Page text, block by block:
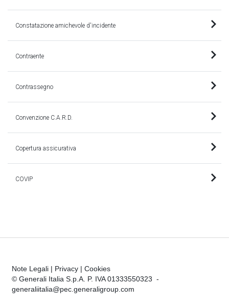
Constatazione amichevole d'incidente
Contraente
Contrassegno
Convenzione C.A.R.D.
Copertura assicurativa
COVIP
Note Legali | Privacy | Cookies
© Generali Italia S.p.A. P. IVA 01333550323 -
generaliitalia@pec.generaligroup.com